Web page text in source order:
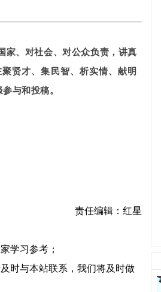
家、对社会、对公众负责，讲真
贤才、集民智、析实情、献明
与和投稿。
责任编辑：红星
学习参考；
时与本站联系，我们将及时做